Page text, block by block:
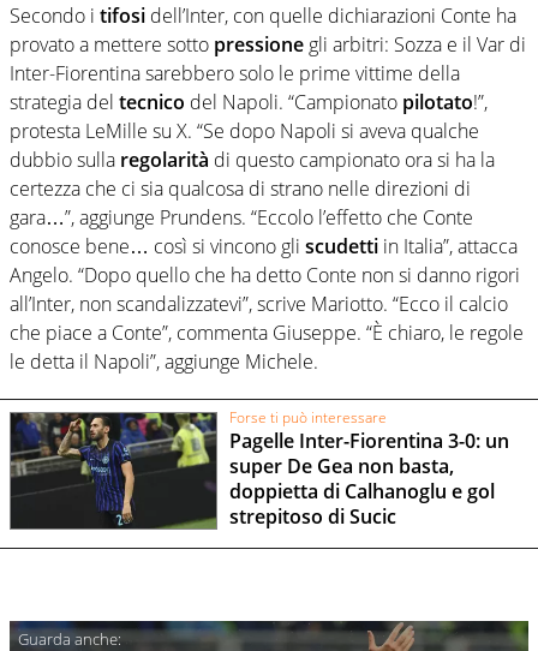
Secondo i tifosi dell’Inter, con quelle dichiarazioni Conte ha
provato a mettere sotto pressione gli arbitri: Sozza e il Var di
Inter-Fiorentina sarebbero solo le prime vittime della
strategia del tecnico del Napoli. “Campionato pilotato!”,
protesta LeMille su X. “Se dopo Napoli si aveva qualche
dubbio sulla regolarità di questo campionato ora si ha la
certezza che ci sia qualcosa di strano nelle direzioni di
gara…”, aggiunge Prundens. “Eccolo l’effetto che Conte
conosce bene… così si vincono gli scudetti in Italia”, attacca
Angelo. “Dopo quello che ha detto Conte non si danno rigori
all’Inter, non scandalizzatevi”, scrive Mariotto. “Ecco il calcio
che piace a Conte”, commenta Giuseppe. “È chiaro, le regole
le detta il Napoli”, aggiunge Michele.
Forse ti può interessare
Pagelle Inter-Fiorentina 3-0: un
super De Gea non basta,
doppietta di Calhanoglu e gol
strepitoso di Sucic